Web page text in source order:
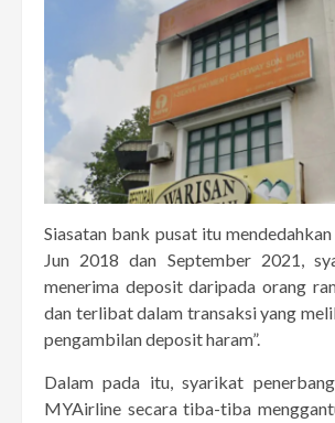
Siasatan bank pusat itu
Jun 2018 dan September 2021,
menerima deposit daripada orang
dan terlibat dalam transaksi yang
pengambilan deposit haram”.
Dalam pada itu, syarikat
MYAirline secara tiba-tiba